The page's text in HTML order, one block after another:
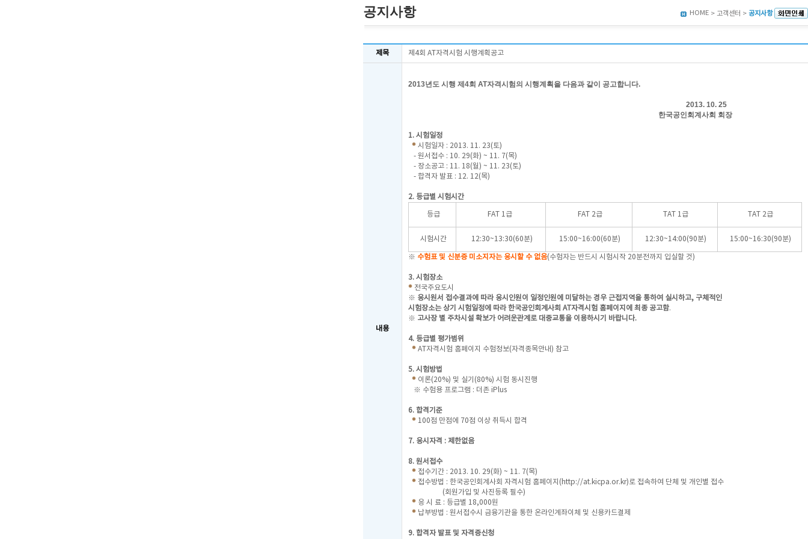
공지사항 HOME > 고객센터 > 공지사항
제목 제4회 AT자격시험 시행계획공고
내용
2013년도 시행 제4회 AT자격시험의 시행계획을 다음과 같이 공고합니다.
2013. 10. 25
한국공인회계사회 회장
1. 시험일정
시험일자 : 2013. 11. 23(토)
- 원서접수 : 10. 29(화) ~ 11. 7(목)
- 장소공고 : 11. 18(월) ~ 11. 23(토)
- 합격자 발표 : 12. 12(목)
2. 등급별 시험시간
등급 FAT 1급 FAT 2급 TAT 1급 TAT 2급
시험시간 12:30~13:30(60분) 15:00~16:00(60분) 12:30~14:00(90분) 15:00~16:30(90분)
※ 수험표 및 신분증 미소지자는 응시할 수 없음(수험자는 반드시 시험시작 20분전까지 입실할 것)
3. 시험장소
전국주요도시
※ 응시원서 접수결과에 따라 응시인원이 일정인원에 미달하는 경우 근접지역을 통하여 실시하고, 구체적인
시험장소는상기 시험일정에 따라 한국공인회계사회 AT자격시험 홈페이지에 최종 공고함.
※ 고사장 별 주차시설 확보가 어려운관계로 대중교통을 이용하시기 바랍니다.
4. 등급별 평가범위
AT자격시험 홈페이지 수험정보(자격종목안내) 참고
5. 시험방법
이론(20%) 및 실기(80%) 시험 동시진행
※ 수험용 프로그램 : 더존 iPlus
6. 합격기준
100점 만점에 70점 이상 취득시 합격
7. 응시자격 : 제한없음
8. 원서접수
접수기간 : 2013. 10. 29(화) ~ 11. 7(목)
접수방법 : 한국공인회계사회 자격시험 홈페이지 ( http://at.kicpa.or.kr)로 접속하여 단체 및 개인별 접수
(회원가입 및 사진등록 필수)
응 시 료 : 등급별 18,000원
납부방법 : 원서접수시 금융기관을 통한 온라인계좌이체 및 신용카드결제
9. 합격자 발표 및 자격증신청